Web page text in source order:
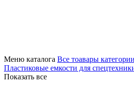
Меню каталога Все тоавары категории
Пластиковые емкости для
Показать все